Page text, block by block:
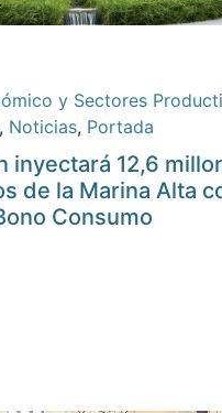
y Sectores
, Noticias, Portada
inyectará 12,6
de la Marina Alta
Consumo